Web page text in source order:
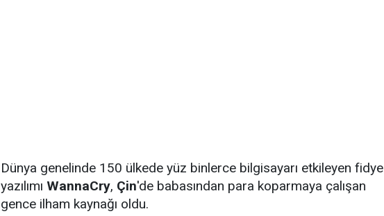
Dünya genelinde 150 ülkede yüz binlerce bilgisayarı etkileyen fidye
yazılımı WannaCry, Çin'de babasından para koparmaya çalışan
gence ilham kaynağı oldu.